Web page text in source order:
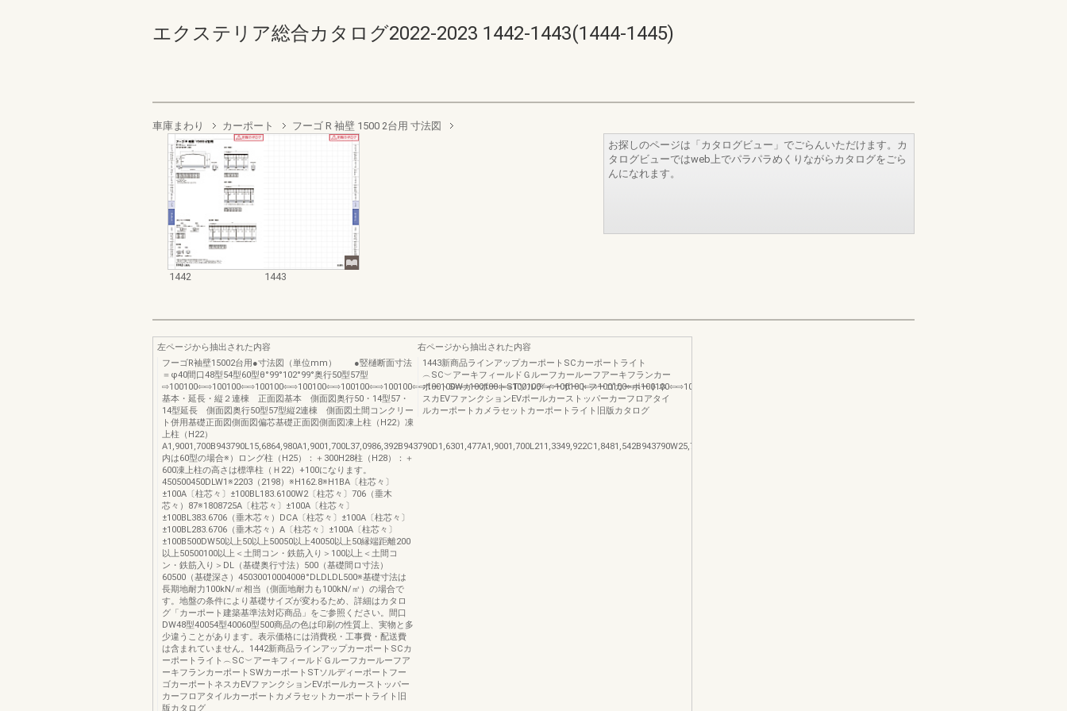
エクステリア総合カタログ2022-2023 1442-1443(1444-1445)
車庫まわり カーポート フーゴ R 袖壁 1500 2台用 寸法図
1442 1443
お探しのページは「カタログビュー」でごらんいただけます。カ
タログビューではweb上でパラパラめくりながらカタログをごら
んになれます。
左ページから抽出された内容
フーゴR袖壁15002台用●寸法図（単位mm） ●竪樋断面寸法
＝φ40間口48型54型60型θ°99°102°99°奥行50型57型
⇨100100⇦⇨100100⇦⇨100100⇦⇨100100⇦⇨100100⇦⇨100100⇦⇨100100⇦⇨100100⇦⇨100100⇦⇨100100⇦⇨100100⇦⇨100100⇦⇨100100⇦
基本・延長・縦２連棟 正面図基本 側面図奥行50・14型57・
14型延長 側面図奥行50型57型縦2連棟 側面図土間コンクリー
ト併用基礎正面図側面図偏芯基礎正面図側面図凍上柱（H22）凍
上柱（H22）
A1,9001,700B943790L15,6864,980A1,9001,700L37,0986,392B943790D1,6301,477A1,9001,700L211,3349,922C1,8481,542B943790W25,7215,1004,494W16,0575,4364,830※H12,5902,4942,446※H2,7922,6962,648（ ）
内は60型の場合※）ロング柱（H25）：＋300H28柱（H28）：＋
600凍上柱の高さは標準柱（Ｈ22）+100になります。
450500450DLW1※2203（2198）※H162.8※H1BA〔柱芯々〕
±100A〔柱芯々〕±100BL183.6100W2〔柱芯々〕706（垂木
芯々）87※1808725A〔柱芯々〕±100A〔柱芯々〕
±100BL383.6706（垂木芯々）DCA〔柱芯々〕±100A〔柱芯々〕
±100BL283.6706（垂木芯々）A〔柱芯々〕±100A〔柱芯々〕
±100B500DW50以上50以上50050以上40050以上50縁端距離200
以上50500100以上＜土間コン・鉄筋入り＞100以上＜土間コ
ン・鉄筋入り＞DL（基礎奥行寸法）500（基礎間ロ寸法）
60500（基礎深さ）4503001000400θ°DLDLDL500※基礎寸法は
長期地耐力100kN/㎡相当（側面地耐力も100kN/㎡）の場合で
す。地盤の条件により基礎サイズが変わるため、詳細はカタロ
グ「カーポート建築基準法対応商品」をご参照ください。間口
DW48型40054型40060型500商品の色は印刷の性質上、実物と多
少違うことがあります。表示価格には消費税・工事費・配送費
は含まれていません。1442新商品ラインアップカーポートSCカ
ーポートライト︵SC︶アーキフィールドＧルーフカールーフア
ーキフランカーポートSWカーポートSTソルディーポートフー
ゴカーポートネスカEVファンクションEVポールカーストッパー
カーフロアタイルカーポートカメラセットカーポートライト旧
版カタログ
右ページから抽出された内容
1443新商品ラインアップカーポートSCカーポートライト
︵SC︶アーキフィールドＧルーフカールーフアーキフランカー
ポートSWカーポートSTソルディーポートフーゴカーポートネ
スカEVファンクションEVポールカーストッパーカーフロアタイ
ルカーポートカメラセットカーポートライト旧版カタログ